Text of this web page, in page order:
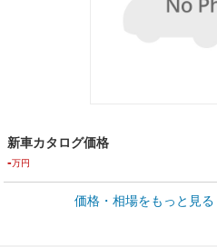
新車カタログ価格
-万円
車買取価格 *価格・相場をもっと見る